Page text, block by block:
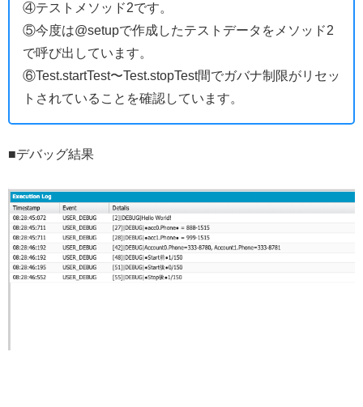
④テストメソッド2です。
⑤今度は@setupで作成したテストデータをメソッド2
で呼び出しています。
⑥Test.startTest〜Test.stopTest間でガバナ制限がリセッ
トされていることを確認しています。
■デバッグ結果